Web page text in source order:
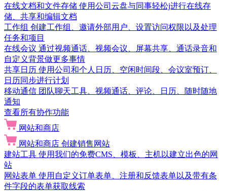
在线文档和文件存储 使用公司云盘与同事轻松j进行在线存
储、共享和编辑文档
工作组 创建工作组、邀请外部用户、设置访问权限以及处理
任务和项目
在线会议 通过视频通话、视频会议、屏幕共享、通话录音和
自定义背景做更多事情
共享日历 使用公司和个人日历、空闲时间段、会议室预订、
日历同步进行计划
移动通信 团队聊天工具、视频通话、评论、日历、随时随地
通知
查看所有协作功能
网站和商店
网站和商店 创建销售网站
建站工具 使用我们的免费CMS、模板、主机以建立出色的网
站
网站表单 使用自定义订单表单、注册和反馈表单以及带有条
件字段的表单获取线索